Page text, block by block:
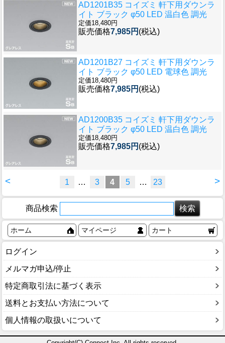
AD1201B35 コイズミ 軒下用ダウンラ
イト ブラック φ50 LED 温白色 調光
定価18,480円
販売価格7,985円 (税込)
AD1201B27 コイズミ 軒下用ダウンラ
イト ブラック φ50 LED 電球色 調光
定価18,480円
販売価格7,985円 (税込)
AD1200B35 コイズミ 軒下用ダウンラ
イト ブラック φ50 LED 温白色 調光
定価18,480円
販売価格7,985円 (税込)
< >
1 … 3 4 5 … 23
商品検索
ホーム マイページ カート
ログイン
メルマガ申込/停止
特定商取引法に基づく表示
送料とお支払い方法について
個人情報の取扱いについて